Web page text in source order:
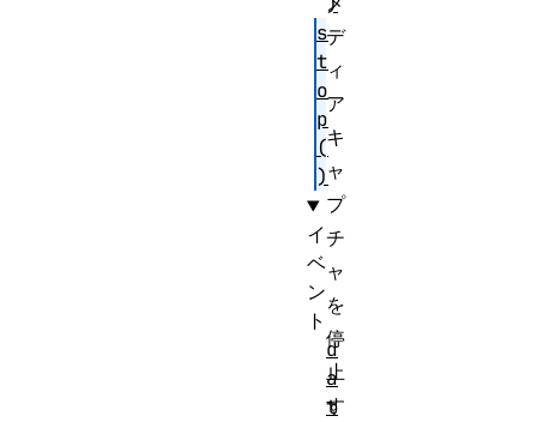
デ
ィ
ア
キ
ャ
プ
チ
ャ
を
停
止
す
s
t
o
p
(
)
イ
ベ
ン
ト
d
a
t